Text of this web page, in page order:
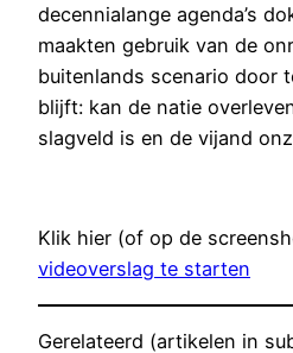
decennialange agenda’s
maakten gebruik van de
buitenlands scenario door
blijft: kan de natie
slagveld is en de vijand
Klik hier (of op de
videoverslag te starten
Gerelateerd (artikelen in